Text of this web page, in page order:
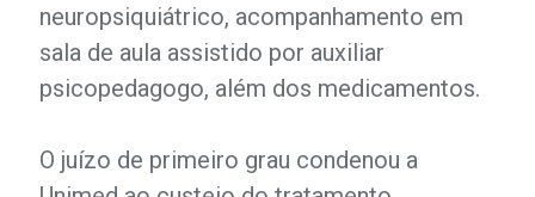
neuropsiquiátrico, acompanhamento em
sala de aula assistido por auxiliar
psicopedagogo, além dos medicamentos.
O juízo de primeiro grau condenou a